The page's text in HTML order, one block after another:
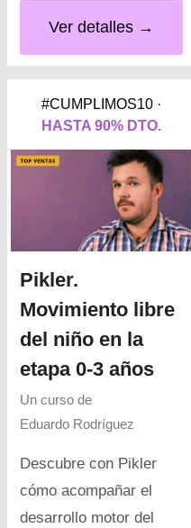
Ver detalles →
#CUMPLIMOS10 ·
HASTA 90% DTO.
Pikler.
Movimiento libre
del niño en la
etapa 0-3 años
Un curso de
Eduardo Rodríguez
Descubre con Pikler
cómo acompañar el
desarrollo motor del